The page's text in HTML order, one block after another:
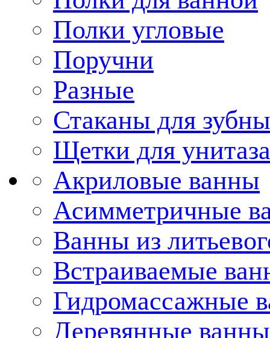
Полки угловые
Поручни
Разные
Стаканы для
Щетки для унитаза
Акриловые ванны
Асимметричные
Ванны из
Встраиваемые
Гидромассажные
Деревянные ванны